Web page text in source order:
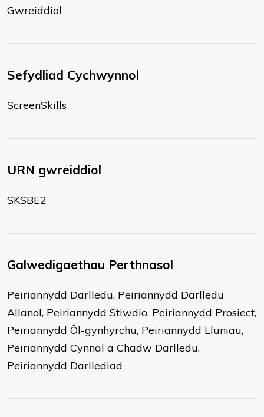
Gwreiddiol
Sefydliad Cychwynnol
ScreenSkills
URN gwreiddiol
SKSBE2
Galwedigaethau Perthnasol
Peiriannydd Darlledu, Peiriannydd Darlledu
Allanol, Peiriannydd Stiwdio, Peiriannydd Prosiect,
Peiriannydd Ôl-gynhyrchu, Peiriannydd Lluniau,
Peiriannydd Cynnal a Chadw Darlledu,
Peiriannydd Darllediad